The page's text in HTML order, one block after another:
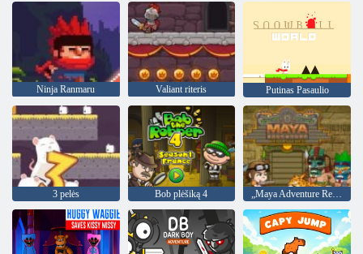
Ninja Ranmaru Valiant riteris Putinas Pasaulio
3 pelės Bob plėšiką 4 „Maya Adventure Remastered“